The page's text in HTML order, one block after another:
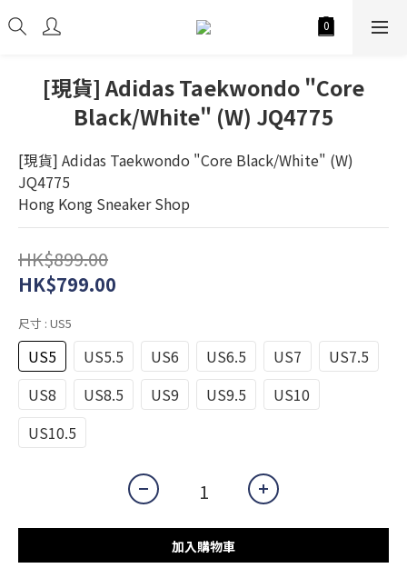
[現貨] Adidas Taekwondo "Core
Black/White" (W) JQ4775
[現貨] Adidas Taekwondo "Core Black/White" (W)
JQ4775
Hong Kong Sneaker Shop
HK$899.00
HK$799.00
尺寸 : US5
US5 US5.5 US6 US6.5 US7
US7.5
US8
US8.5 US9 US9.5
US10
US10.5
加入購物車